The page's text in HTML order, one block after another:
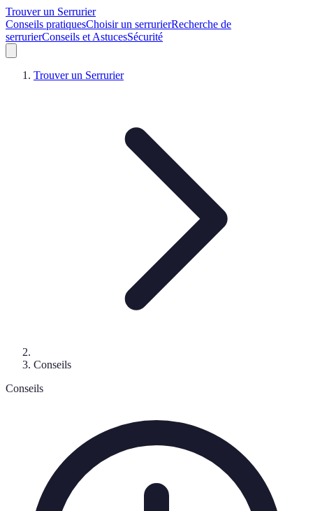
Trouver un Serrurier
Conseils pratiquesChoisir un serrurierRecherche de
serrurierConseils et AstucesSécurité
Trouver un Serrurier
Conseils
Conseils